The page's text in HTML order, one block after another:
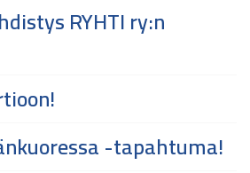
RYHTI ry:n
-tapahtuma!